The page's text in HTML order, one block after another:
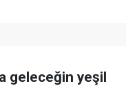
geleceğin yeşil